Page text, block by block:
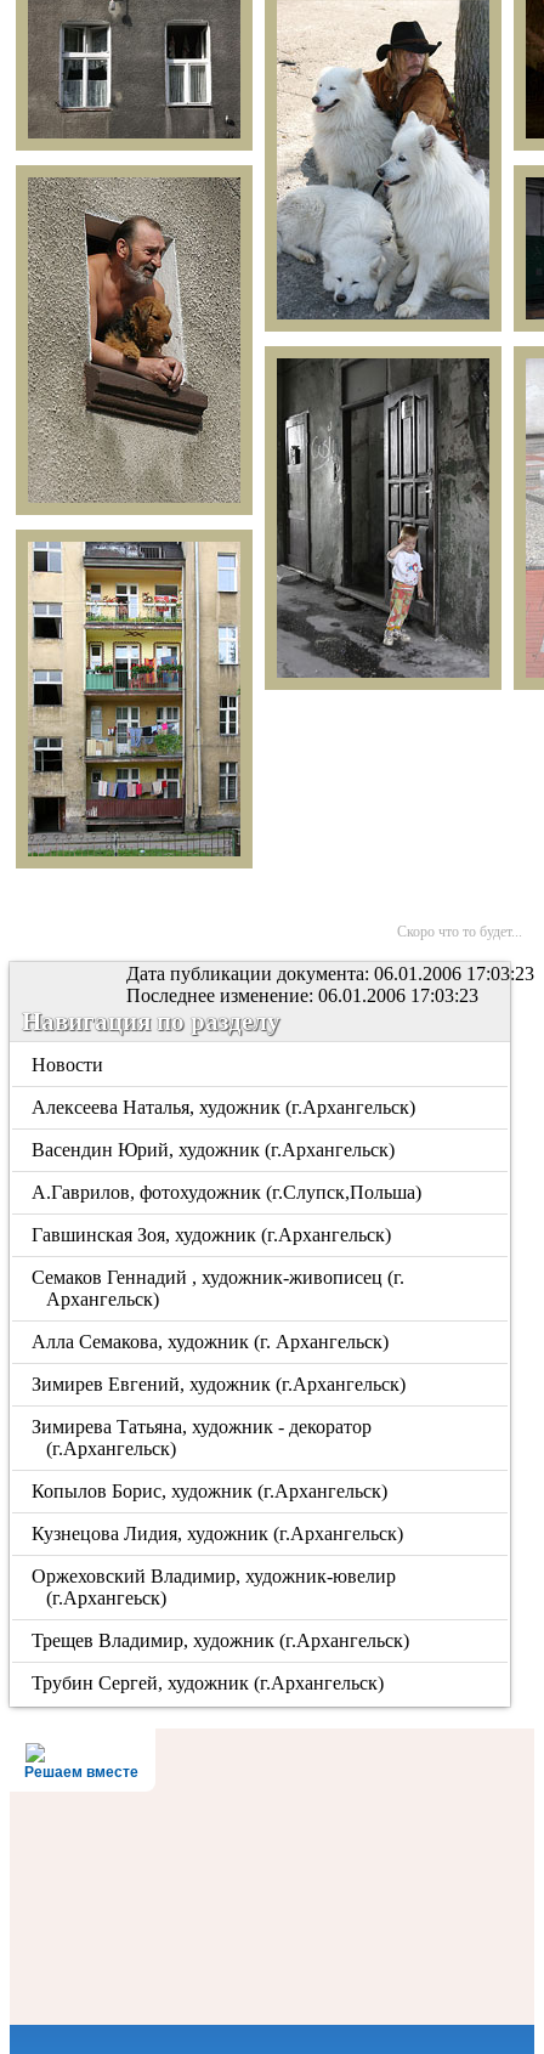
Скоро что то будет...
Дата публикации документа: 06.01.2006 17:03:23
Последнее изменение: 06.01.2006 17:03:23
Навигация по разделу
Новости
Алексеева Наталья, художник (г.Архангельск)
Васендин Юрий, художник (г.Архангельск)
А.Гаврилов, фотохудожник (г.Слупск,Польша)
Гавшинская Зоя, художник (г.Архангельск)
Семаков Геннадий , художник-живописец (г.
Архангельск)
Алла Семакова, художник (г. Архангельск)
Зимирев Евгений, художник (г.Архангельск)
Зимирева Татьяна, художник - декоратор
(г.Архангельск)
Копылов Борис, художник (г.Архангельск)
Кузнецова Лидия, художник (г.Архангельск)
Оржеховский Владимир, художник-ювелир
(г.Архангеьск)
Трещев Владимир, художник (г.Архангельск)
Трубин Сергей, художник (г.Архангельск)
Решаем вместе